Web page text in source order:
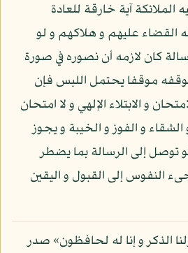
الملائكة آية خارقة للعادة
القضاء عليهم و هلاكهم و لو
كان لازمه أن نصوره في صورة
موقفا يحتمل اللبس فإن
و الابتلاء الإلهي و لا امتحان
الشقاء و الفوز و الخيبة و يجوز
توصل إلى الرسالة بما يضطر
النفوس إلى القبول و اليقين
الذكر و إنا له لحافظون» صدر